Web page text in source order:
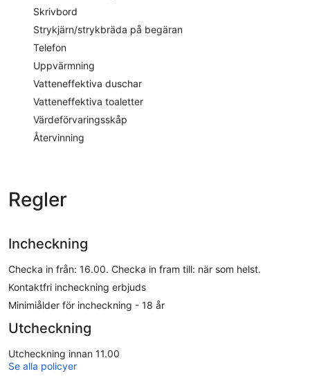
Skrivbord
Strykjärn/strykbräda på begäran
Telefon
Uppvärmning
Vatteneffektiva duschar
Vatteneffektiva toaletter
Värdeförvaringsskåp
Återvinning
Regler
Incheckning
Checka in från: 16.00. Checka in fram till: när som helst.
Kontaktfri incheckning erbjuds
Minimiålder för incheckning - 18 år
Utcheckning
Utcheckning innan 11.00
Se alla policyer